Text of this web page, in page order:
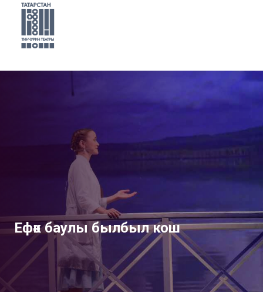
Ефәк баулы былбыл кош